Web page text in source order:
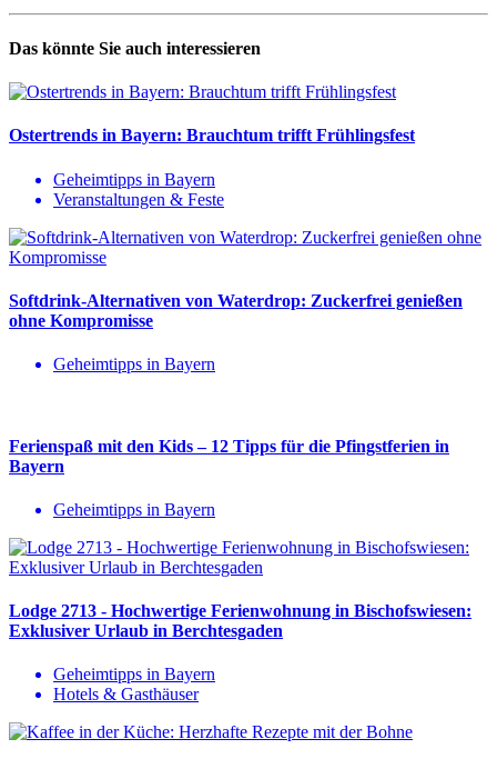
Das könnte Sie auch interessieren
Ostertrends in Bayern: Brauchtum trifft Frühlingsfest
Geheimtipps in Bayern
Veranstaltungen & Feste
Softdrink-Alternativen von Waterdrop: Zuckerfrei genießen
ohne Kompromisse
Geheimtipps in Bayern
Ferienspaß mit den Kids – 12 Tipps für die Pfingstferien in
Bayern
Geheimtipps in Bayern
Lodge 2713 - Hochwertige Ferienwohnung in Bischofswiesen:
Exklusiver Urlaub in Berchtesgaden
Geheimtipps in Bayern
Hotels & Gasthäuser